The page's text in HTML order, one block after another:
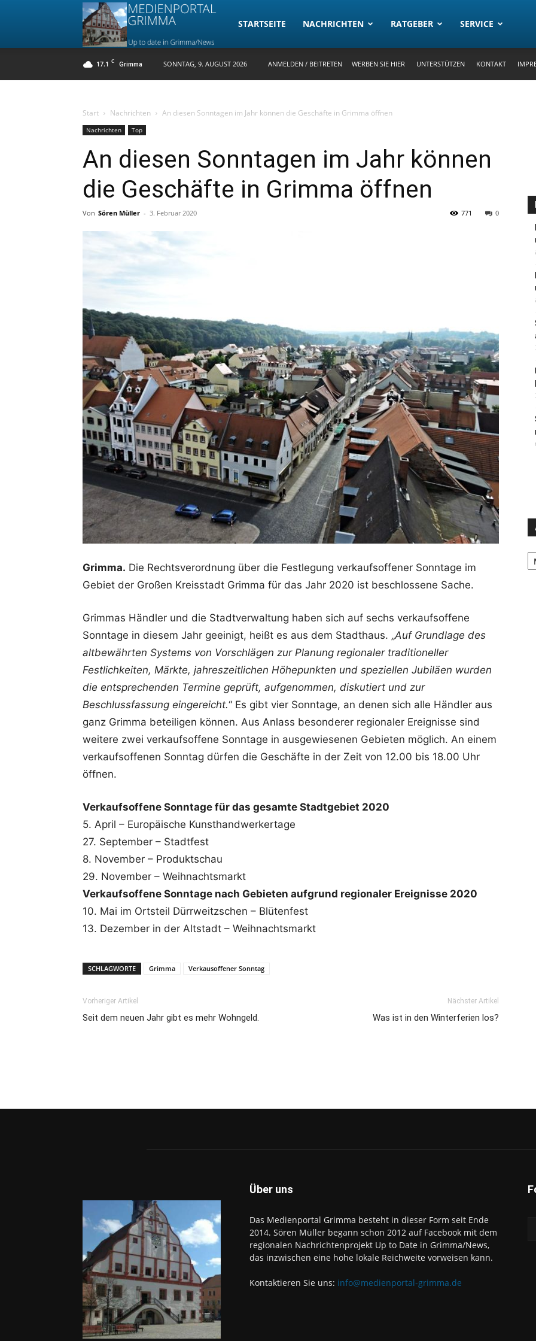
Medienportal
STARTSEITE NACHRICHTEN RATGEBER SERVICE
17.1 C Grimma SONNTAG, 9. AUGUST 2026 ANMELDEN / BEITRETEN WERBEN SIE HIER UNTERSTÜTZEN KONTAKT
Start Nachrichten An diesen Sonntagen im Jahr können die Geschäfte in Grimma öffnen
Nachrichten Top
An diesen Sonntagen im Jahr können
die Geschäfte in Grimma öffnen
Von Sören Müller - 3. Februar 2020 0
771
Grimma. Die Rechtsverordnung über die Festlegung verkaufsoffener Sonntage im
Gebiet der Großen Kreisstadt Grimma für das Jahr 2020 ist beschlossene Sache.
Grimmas Händler und die Stadtverwaltung haben sich auf sechs verkaufsoffene
Sonntage in diesem Jahr geeinigt, heißt es aus dem Stadthaus. „Auf Grundlage des
altbewährten Systems von Vorschlägen zur Planung regionaler traditioneller
Festlichkeiten, Märkte, jahreszeitlichen Höhepunkten und speziellen Jubiläen wurden
die entsprechenden Termine geprüft, aufgenommen, diskutiert und zur
Beschlussfassung eingereicht.“ Es gibt vier Sonntage, an denen sich alle Händler aus
ganz Grimma beteiligen können. Aus Anlass besonderer regionaler Ereignisse sind
weitere zwei verkaufsoffene Sonntage in ausgewiesenen Gebieten möglich. An einem
verkaufsoffenen Sonntag dürfen die Geschäfte in der Zeit von 12.00 bis 18.00 Uhr
öffnen.
Verkaufsoffene Sonntage für das gesamte Stadtgebiet 2020
5. April – Europäische Kunsthandwerkertage
27. September – Stadtfest
8. November – Produktschau
29. November – Weihnachtsmarkt
Verkaufsoffene Sonntage nach Gebieten aufgrund regionaler Ereignisse 2020
10. Mai im Ortsteil Dürrweitzschen – Blütenfest
13. Dezember in der Altstadt – Weihnachtsmarkt
SCHLAGWORTE Grimma Verkausoffener Sonntag
Vorheriger Artikel
Seit dem neuen Jahr gibt es mehr Wohngeld.
Nächster Artikel
Was ist in den Winterferien los?
Über uns
Das Medienportal Grimma besteht in dieser Form seit Ende
2014. Sören Müller begann schon 2012 auf Facebook mit dem
regionalen Nachrichtenprojekt Up to Date in Grimma/News,
das inzwischen eine hohe lokale Reichweite vorweisen kann.
Kontaktieren Sie uns: info@medienportal-grimma.de